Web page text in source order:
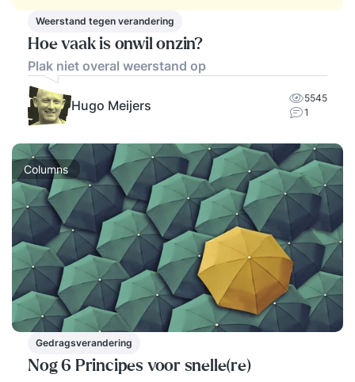
Weerstand tegen verandering
Hoe vaak is onwil onzin?
Plak niet overal weerstand op
Hugo Meijers
5545
1
Columns
Gedragsverandering
Nog 6 Principes voor snelle(re)